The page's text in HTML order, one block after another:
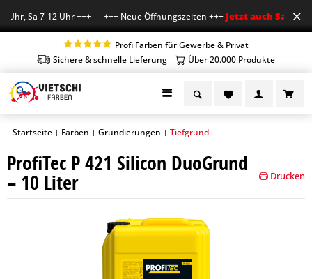
Uhr, Sa 7-12 Uhr +++ +++ Neue Öffnungszeiten +++Jetzt auch Sa
Profi Farben für Gewerbe & Privat
Sichere & schnelle Lieferung
Über 20.000 Produkte
Startseite | Farben | Grundierungen | Tiefgrund
ProfiTec P 421 Silicon DuoGrund
– 10 Liter Drucken